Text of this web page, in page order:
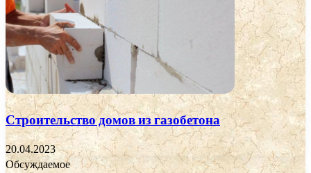
Строительство домов из газобетона
20.04.2023
Обсуждаемое